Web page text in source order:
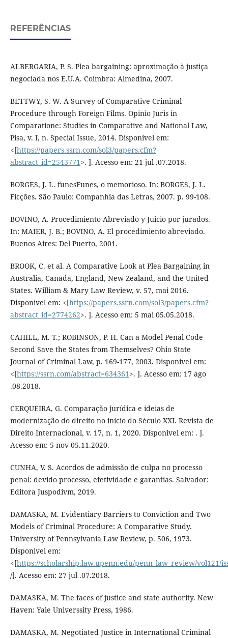
REFERÊNCIAS
ALBERGARIA, P. S. Plea bargaining: aproximação à justiça
negociada nos E.U.A. Coimbra: Almedina, 2007.
BETTWY, S. W. A Survey of Comparative Criminal
Procedure through Foreign Films. Opinio Juris in
Comparatione: Studies in Comparative and National Law,
Pisa, v. I, n. Special Issue, 2014. Disponivel em:
<[https://papers.ssrn.com/sol3/papers.cfm?
abstract_id=2543771>. ]. Acesso em: 21 jul .07.2018.
BORGES, J. L. funesFunes, o memorioso. In: BORGES, J. L.
Ficções. São Paulo: Companhia das Letras, 2007. p. 99-108.
BOVINO, A. Procedimiento Abreviado y Juicio por jurados.
In: MAIER, J. B.; BOVINO, A. El procedimiento abreviado.
Buenos Aires: Del Puerto, 2001.
BROOK, C. et al. A Comparative Look at Plea Bargaining in
Australia, Canada, England, New Zealand, and the United
States. William & Mary Law Review, v. 57, mai 2016.
Disponivel em: <[https://papers.ssrn.com/sol3/papers.cfm?
abstract_id=2774262>. ]. Acesso em: 5 mai 05.05.2018.
CAHILL, M. T.; ROBINSON, P. H. Can a Model Penal Code
Second Save the States from Themselves? Ohio State
Journal of Criminal Law, p. 169-177, 2003. Disponivel em:
<[https://ssrn.com/abstract=634361>. ]. Acesso em: 17 ago
.08.2018.
CERQUEIRA, G. Comparação jurídica e ideias de
modernização do direito no início do Século XXI. Revista de
Direito Internacional, v. 17, n. 1, 2020. Disponivel em: . ].
Acesso em: 5 nov 05.11.2020.
CUNHA, V. S. Acordos de admissão de culpa no processo
penal: devido processo, efetividade e garantias. Salvador:
Editora Juspodivm, 2019.
DAMASKA, M. Evidentiary Barriers to Conviction and Two
Models of Criminal Procedure: A Comparative Study.
University of Pennsylvania Law Review, p. 506, 1973.
Disponivel em:
<[https://scholarship.law.upenn.edu/penn_law_review/vol121/
/]. Acesso em: 27 jul .07.2018.
DAMASKA, M. The faces of justice and state authority. New
Haven: Yale Universsity Press, 1986.
DAMASKA, M. Negotiated Justice in International Criminal